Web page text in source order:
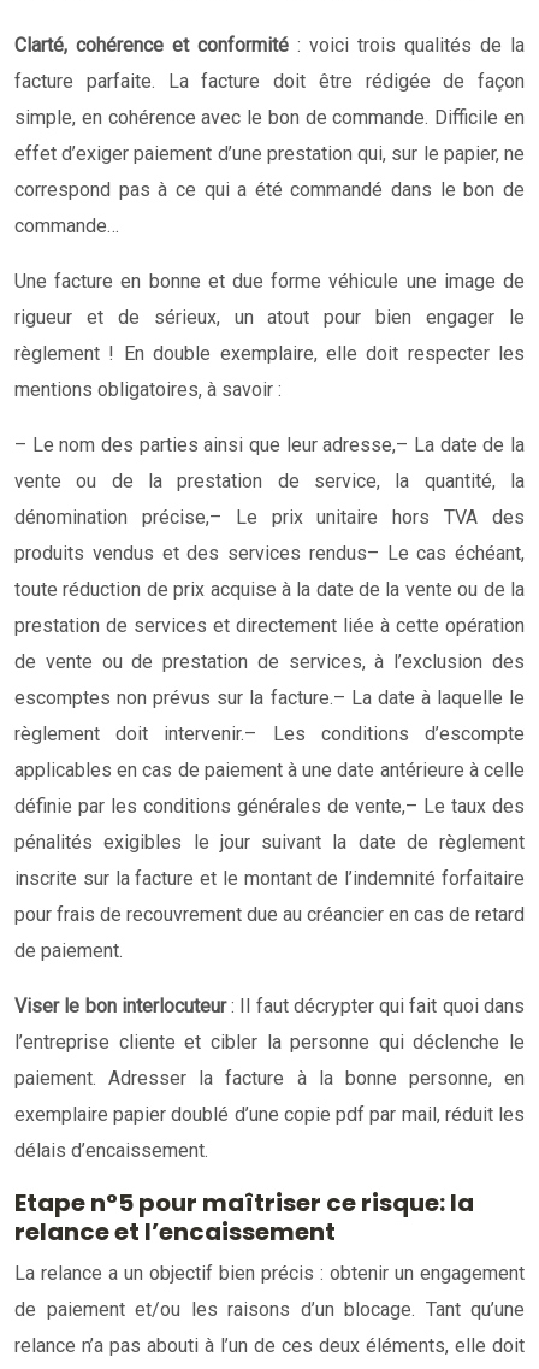
Clarté, cohérence et conformité : voici trois qualités de la
facture parfaite. La facture doit être rédigée de façon
simple, en cohérence avec le bon de commande. Difficile en
effet d’exiger paiement d’une prestation qui, sur le papier, ne
correspond pas à ce qui a été commandé dans le bon de
commande…
Une facture en bonne et due forme véhicule une image de
rigueur et de sérieux, un atout pour bien engager le
règlement ! En double exemplaire, elle doit respecter les
mentions obligatoires, à savoir :
– Le nom des parties ainsi que leur adresse,– La date de la
vente ou de la prestation de service, la quantité, la
dénomination précise,– Le prix unitaire hors TVA des
produits vendus et des services rendus– Le cas échéant,
toute réduction de prix acquise à la date de la vente ou de la
prestation de services et directement liée à cette opération
de vente ou de prestation de services, à l’exclusion des
escomptes non prévus sur la facture.– La date à laquelle le
règlement doit intervenir.– Les conditions d’escompte
applicables en cas de paiement à une date antérieure à celle
définie par les conditions générales de vente,– Le taux des
pénalités exigibles le jour suivant la date de règlement
inscrite sur la facture et le montant de l’indemnité forfaitaire
pour frais de recouvrement due au créancier en cas de retard
de paiement.
Viser le bon interlocuteur: Il faut décrypter qui fait quoi dans
l’entreprise cliente et cibler la personne qui déclenche le
paiement. Adresser la facture à la bonne personne, en
exemplaire papier doublé d’une copie pdf par mail, réduit les
délais d’encaissement.
Etape n°5 pour maîtriser ce risque: la
relance et l’encaissement
La relance a un objectif bien précis : obtenir un engagement
de paiement et/ou les raisons d’un blocage. Tant qu’une
relance n’a pas abouti à l’un de ces deux éléments, elle doit